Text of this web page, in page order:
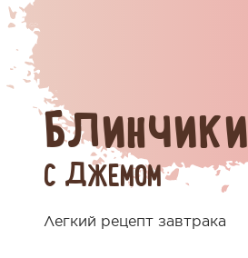
Блинчики
С ДЖЕМОМ
Легкий рецепт завтрака